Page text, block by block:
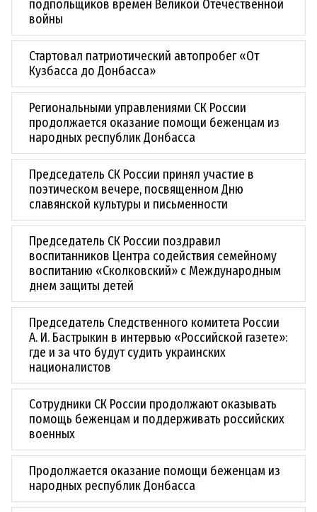
подпольщиков времен Великой Отечественной
войны
Стартовал патриотический автопробег «От
Кузбасса до Донбасса»
Региональными управлениями СК России
продолжается оказание помощи беженцам из
народных республик Донбасса
Председатель СК России принял участие в
поэтическом вечере, посвященном Дню
славянской культуры и письменности
Председатель СК России поздравил
воспитанников Центра содействия семейному
воспитанию «Сколковский» с Международным
днем защиты детей
Председатель Следственного комитета России
А. И. Бастрыкин в интервью «Российской газете»:
где и за что будут судить украинских
националистов
Сотрудники СК России продолжают оказывать
помощь беженцам и поддерживать российских
военных
Продолжается оказание помощи беженцам из
народных республик Донбасса